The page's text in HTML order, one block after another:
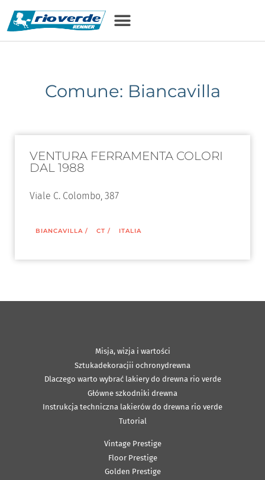
Comune: Biancavilla
VENTURA FERRAMENTA COLORI
DAL 1988
Viale C. Colombo, 387
BIANCAVILLA / CT / ITALIA
Misja, wizja i wartości
Sztukadekoracjii ochronydrewna
Dlaczego warto wybrać lakiery do drewna rio verde
Główne szkodniki drewna
Instrukcja techniczna lakierów do drewna rio verde
Tutorial
Vintage Prestige
Floor Prestige
Golden Prestige